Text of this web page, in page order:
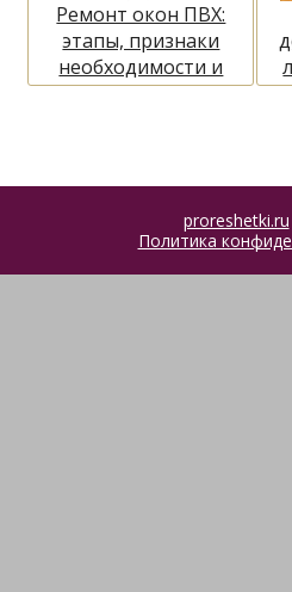
Ремонт окон ПВХ:
этапы, признаки
необходимости и
рекомендации
proreshetki.ru
Политика